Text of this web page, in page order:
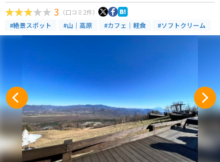
3 （口コミ2件）
#絶景スポット #山｜高原 #カフェ｜軽食 #ソフトクリーム